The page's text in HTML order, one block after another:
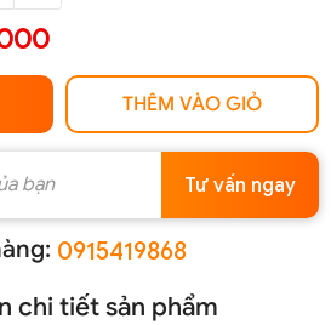
THÊM VÀO GIỎ
Tư vấn ngay
0915419868
chi tiết sản phẩm